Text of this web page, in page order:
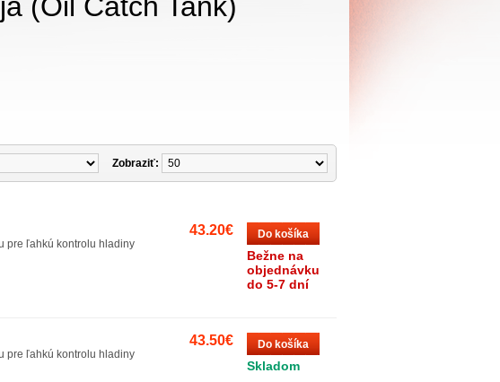
Zobraziť:
Do košíka
Bežne na
objednávku
do 5-7 dní
43.20€
pre ľahkú kontrolu hladiny
Do košíka
Skladom
43.50€
pre ľahkú kontrolu hladiny